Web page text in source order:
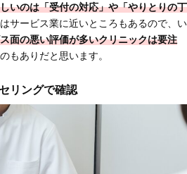
いのは「受付の対応」や「やりとりの丁
サービス業に近いところもあるので、い
面の悪い評価が多いクリニックは要注
もありだと思います。
リングで確認